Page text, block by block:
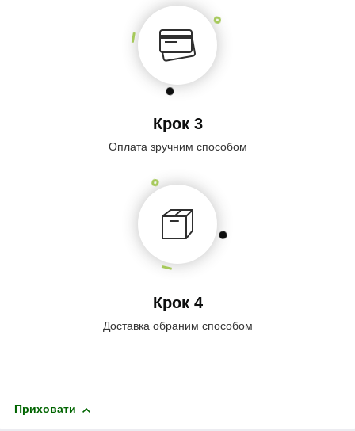
Крок 3
Оплата зручним способом
Крок 4
Доставка обраним способом
Приховати